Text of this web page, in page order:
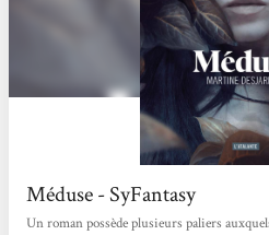
Méduse - SyFantasy
Un roman possède plusieurs paliers